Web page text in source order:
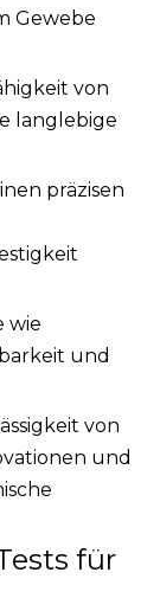
Gewebe
von
langlebige
präzisen
wie
und
von
und
für